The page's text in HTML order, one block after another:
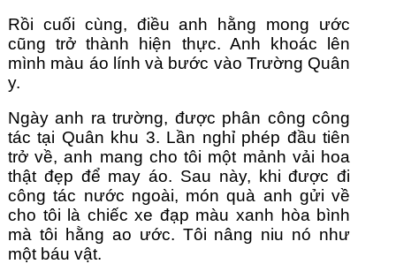
Rồi cuối cùng, điều anh hằng mong ước
cũng trở thành hiện thực. Anh khoác lên
mình màu áo lính và bước vào Trường Quân
y.
Ngày anh ra trường, được phân công công
tác tại Quân khu 3. Lần nghỉ phép đầu tiên
trở về, anh mang cho tôi một mảnh vải hoa
thật đẹp để may áo. Sau này, khi được đi
công tác nước ngoài, món quà anh gửi về
cho tôi là chiếc xe đạp màu xanh hòa bình
mà tôi hằng ao ước. Tôi nâng niu nó như
một báu vật.